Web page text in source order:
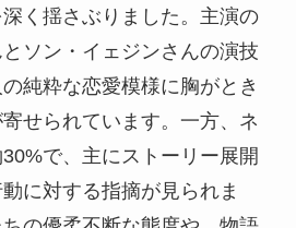
く揺さぶりました。主演の
ソン・イェジンさんの演技
純粋な恋愛模様に胸がとき
せられています。一方、ネ
で、主にストーリー展開
に対する指摘が見られま